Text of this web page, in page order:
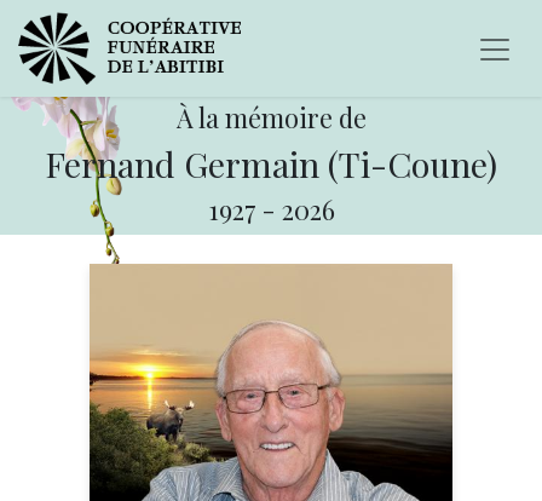
À la mémoire de
Fernand Germain (Ti-Coune)
1927 - 2026